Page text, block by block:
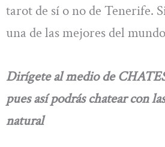
tarot de sí o no de Tenerife.
una de las mejores del
Dirígete al medio de
pues así podrás chatear con
natural